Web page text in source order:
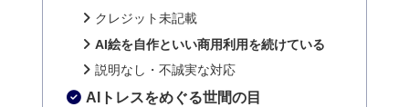
クレジット未記載
AI絵を自作といい商用利用を続けている
説明なし・不誠実な対応
AIトレスをめぐる世間の目